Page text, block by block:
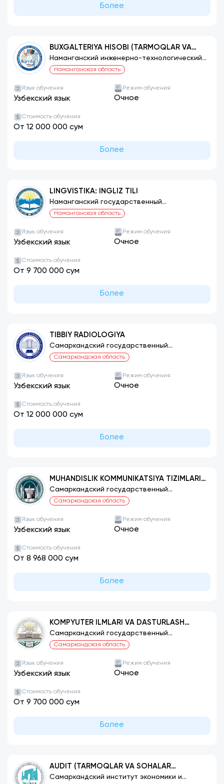
Более
BUXGALTERIYA HISOBI (TARMOQLAR VA
SOHALAR BO‘YICHA)
Наманганский инженерно-технологический
институт
Наманганская область
Язык обучения
Узбекский язык
Режим обучения
Очное
Стоимость обучения
От 12 000 000 сум
Более
LINGVISTIKA: INGLIZ TILI
Наманганский государственный
университет
Наманганская область
Язык обучения
Узбекский язык
Режим обучения
Очное
Стоимость обучения
От 9 700 000 сум
Более
TIBBIY RADIOLOGIYA
Самаркандский государственный
медицинский университет
Самаркандская область
Язык обучения
Узбекский язык
Режим обучения
Очное
Стоимость обучения
От 12 000 000 сум
Более
MUHANDISLIK KOMMUNIKATSIYA TIZIMLARI,
QURILISHI VA MONTAJI (TURLARI BO‘YICHA)
Самаркандский государственный
архитектурно-строительный институт
Самаркандская область
Язык обучения
Узбекский язык
Режим обучения
Очное
Стоимость обучения
От 8 968 000 сум
Более
KOMPYUTER ILMLARI VA DASTURLASH
TEXNOLOGIYALARI (YO‘NALISHLAR
BO‘YICHA)
Самаркандский государственный
университет
Самаркандская область
Язык обучения
Узбекский язык
Режим обучения
Очное
Стоимость обучения
От 9 700 000 сум
Более
AUDIT (TARMOQLAR VA SOHALAR
BO‘YICHA)
Самаркандский институт экономики и